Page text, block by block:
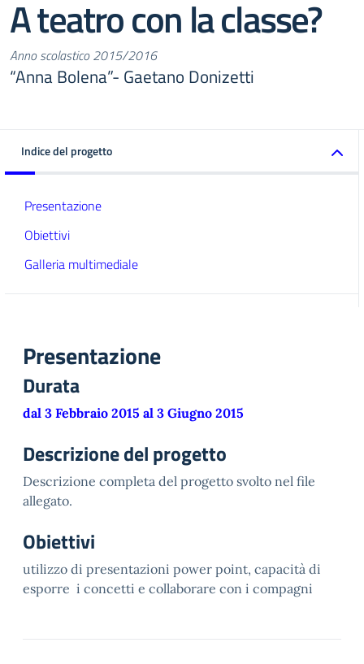
A teatro con la classe?
Anno scolastico 2015/2016
“Anna Bolena”- Gaetano Donizetti
Indice del progetto
Presentazione
Obiettivi
Galleria multimediale
Presentazione
Durata
dal 3 Febbraio 2015 al 3 Giugno 2015
Descrizione del progetto
Descrizione completa del progetto svolto nel file
allegato.
Obiettivi
utilizzo di presentazioni power point, capacità di
esporre i concetti e collaborare con i compagni